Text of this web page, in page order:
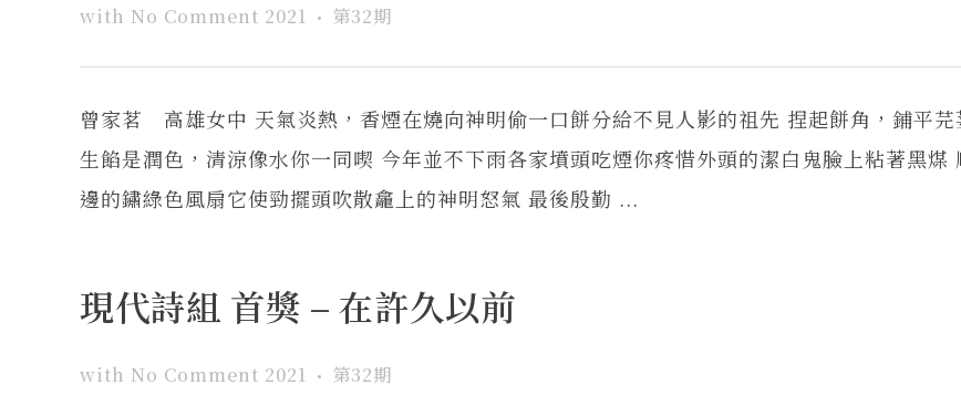
with No Comment 2021 第32期
曾家茗 高雄女中 天氣炎熱，香煙在燒向神明偷一口餅分給不見人影的祖先 捏起餅角，鋪平芫
生餡是潤色，清涼像水你一同喫 今年並不下雨各家墳頭吃煙你疼惜外頭的潔白鬼臉上粘著黑煤
邊的鏽綠色風扇它使勁擺頭吹散龕上的神明怒氣 最後殷勤 ...
現代詩組 首獎 – 在許久以前
with No Comment 2021 第32期